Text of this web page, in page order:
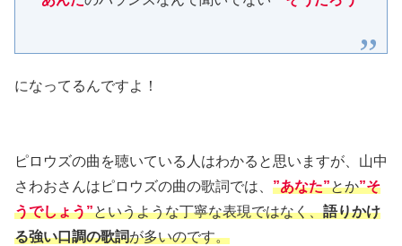
になってるんですよ！
ピロウズの曲を聴いている人はわかると思いますが、山中
さわおさんはピロウズの曲の歌詞では、 ”あなた”とか”そ
うでしょう”というような丁寧な表現ではなく、語りかけ
る強い口調の歌詞が多いのです。